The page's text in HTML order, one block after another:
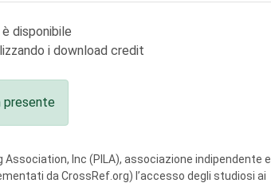
disponibile
i download credit
presente
Inc (PILA), associazione indipendente e
da CrossRef.org) l’accesso degli studiosi ai